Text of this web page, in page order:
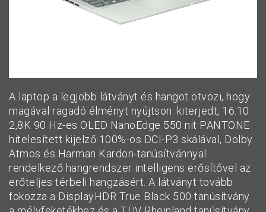
A laptop a legjobb látványt és hangot ötvözi, hogy
magával ragadó élményt nyújtson: kiterjedt, 16:10
2,8K 90 Hz-es OLED NanoEdge 550 nit PANTONE
hitelesített kijelző 100%-os DCI-P3 skálával, Dolby
Atmos és Harman Kardon-tanúsítvánnyal
rendelkező hangrendszer intelligens erősítővel az
erőteljes térbeli hangzásért. A látványt tovább
fokozza a DisplayHDR True Black 500 tanúsítvány